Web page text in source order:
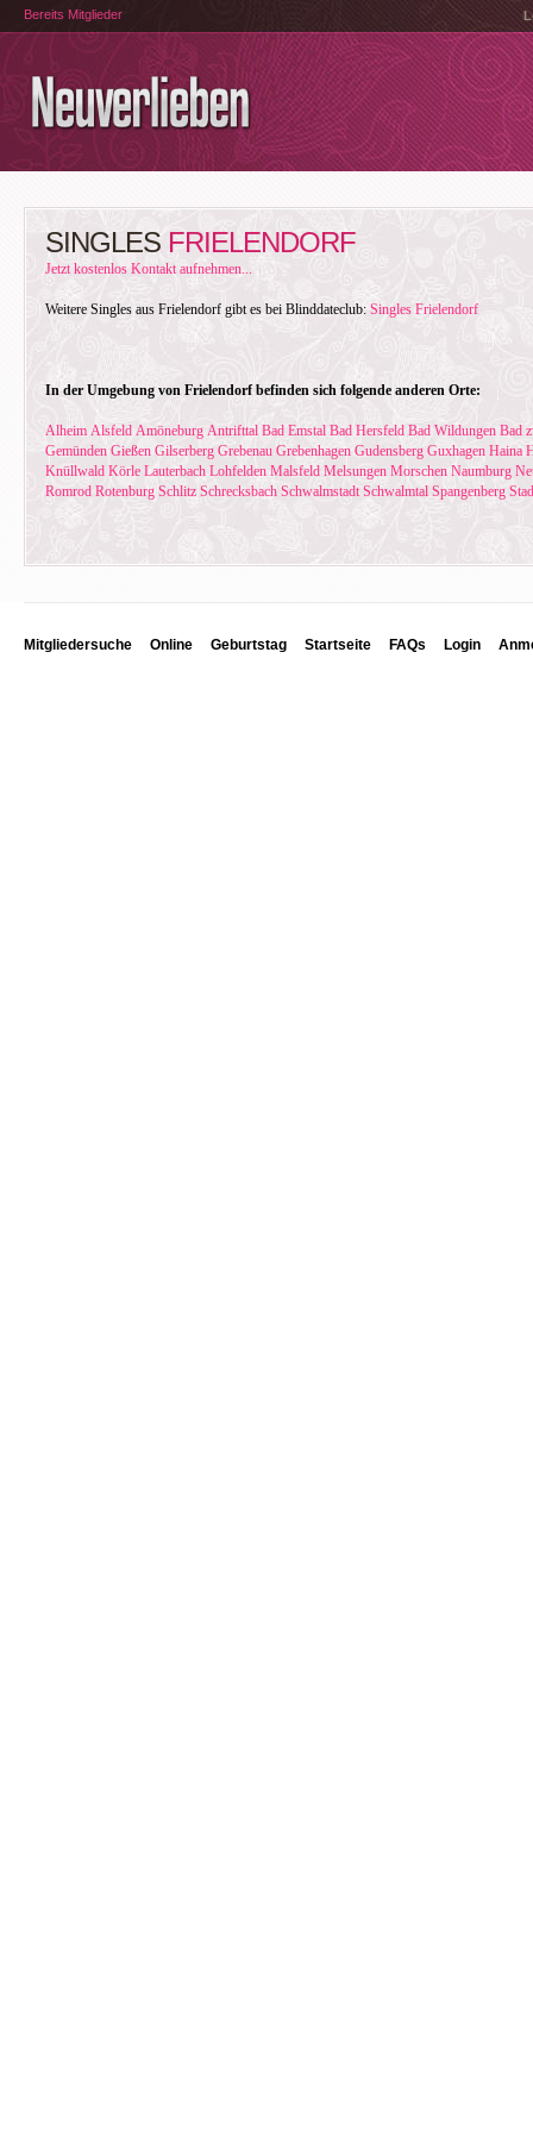
Bereits Mitglieder
SINGLES FRIELENDORF
Jetzt kostenlos Kontakt aufnehmen...
Weitere Singles aus Frielendorf gibt es bei Blinddateclub: Singles Frielendorf
In der Umgebung von Frielendorf befinden sich folgende anderen Orte:
Alheim Alsfeld Amöneburg Antrifttal Bad Emstal Bad Hersfeld Bad Wildungen Bad
Gemünden Gießen Gilserberg Grebenau Grebenhagen Gudensberg Guxhagen Haina
Knüllwald Körle Lauterbach Lohfelden Malsfeld Melsungen Morschen Naumburg
Romrod Rotenburg Schlitz Schrecksbach Schwalmstadt Schwalmtal Spangenberg
Mitgliedersuche Online Geburtstag Startseite FAQs Login